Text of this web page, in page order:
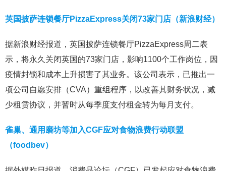
英国披萨连锁餐厅PizzaExpress关闭73家门店（新浪财经）
据新浪财经报道，英国披萨连锁餐厅PizzaExpress周二表
示，将永久关闭英国的73家门店，影响1100个工作岗位，因
疫情封锁和成本上升损害了其业务。该公司表示，已推出一
项公司自愿安排（CVA）重组程序，以改善其财务状况，减
少租赁协议，并暂时从每季度支付租金转为每月支付。
雀巢、通用磨坊等加入CGF应对食物浪费行动联盟
（foodbev）